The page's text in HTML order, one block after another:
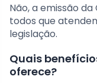
Não, a emissão
todos que
legislação.
Quais
oferece?